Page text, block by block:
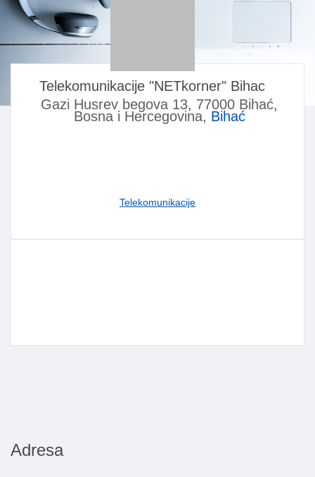
Telekomunikacije "NETkorner" Bihac
Gazi Husrev begova 13, 77000 Bihać,
Bosna i Hercegovina, Bihać
Telekomunikacije
Adresa